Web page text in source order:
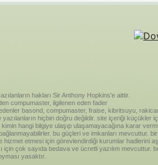
hakları Sir Anthony Hopkins'e aittir.
compumaster, ilgilenen eden fader
basond, compumaster, fraise, kibritsuyu,
yazılanların hiçbiri doğru değildir. site içeriği küçükler
hangi bilgiye ulaşıp ulaşamayacağına karar
bu güçleri ve imkanları mevcuttur.
hizmet etmesi için görevlendirdiği kurumlar hadlerini
için çok sayıda bedava ve ücretli yazılım mevcuttur.
yasaktır.